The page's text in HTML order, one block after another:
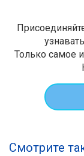
Только самое
Смотрите